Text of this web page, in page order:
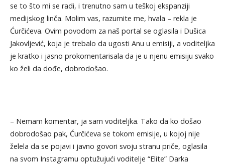
se to što mi se radi, i trenutno sam u teškoj ekspanziji
medijskog linča. Molim vas, razumite me, hvala – rekla je
Ćurčićeva. Ovim povodom za naš portal se oglasila i Dušica
Jakovljević, koja je trebalo da ugosti Anu u emisiji, a voditeljka
je kratko i jasno prokomentarisala da je u njenu emisiju svako
ko želi da dođe, dobrodošao.
– Nemam komentar, ja sam voditeljka. Tako da ko došao
dobrodošao pak, Ćurčićeva se tokom emisije, u kojoj nije
želela da se pojavi i javno govori svoju stranu priče, oglasila
na svom Instagramu optužujući voditelje “Elite” Darka